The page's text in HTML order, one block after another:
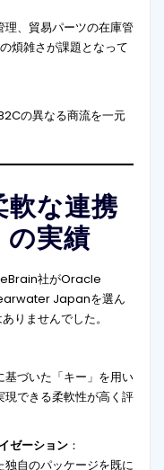
、貿易パーツの在庫管
煩雑さが課題となって
の異なる商流を一元
軟な連携
の実績
社がOracle
Japanを選ん
りませんでした。
づいた「キー」を用い
できる柔軟性が高く評
ゼーション ：
自のパッケージを既に